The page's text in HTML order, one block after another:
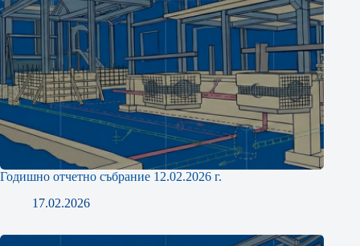
Годишно отчетно събрание 12.02.2026 г.
17.02.2026